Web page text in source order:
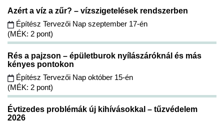
Azért a víz a zűr? – vízszigetelések rendszerben
Építész Tervezői Nap szeptember 17-én
(MÉK: 2 pont)
Rés a pajzson – épületburok nyílászáróknál és más
kényes pontokon
Építész Tervezői Nap október 15-én
(MÉK: 2 pont)
Évtizedes problémák új kihívásokkal – tűzvédelem
2026